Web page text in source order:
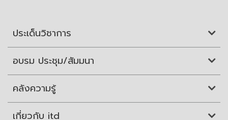
ประเด็นวิชาการ
อบรม ประชุม/สัมมนา
คลังความรู้
เกี่ยวกับ itd